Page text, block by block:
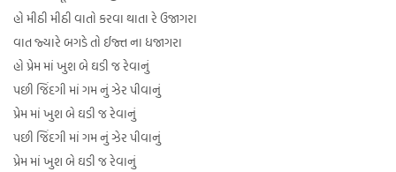
હો મીઠી મીઠી વાતો કરવા થાતા રે ઉજાગરા
વાત જ્યારે બગડે તો ઈજ્ત ના ધજાગરા
હો પ્રેમ માં ખુશ બે ઘડી જ રેવાનું
પછી જિંદગી માં ગમ નું ઝેર પીવાનું
પ્રેમ માં ખુશ બે ઘડી જ રેવાનું
પછી જિંદગી માં ગમ નું ઝેર પીવાનું
પ્રેમ માં ખુશ બે ઘડી જ રેવાનું